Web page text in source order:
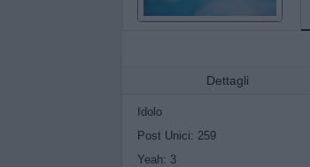
Dettagli
Idolo
Post Unici: 259
Yeah: 3